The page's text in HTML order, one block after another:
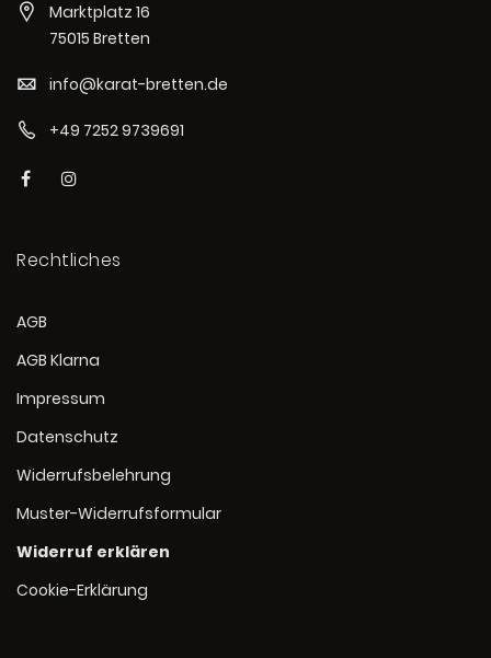
Marktplatz 16
75015 Bretten
info@karat-bretten.de
+49 7252 9739691
Rechtliches
AGB
AGB Klarna
Impressum
Datenschutz
Widerrufsbelehrung
Muster-Widerrufsformular
Widerruf erklären
Cookie-Erklärung